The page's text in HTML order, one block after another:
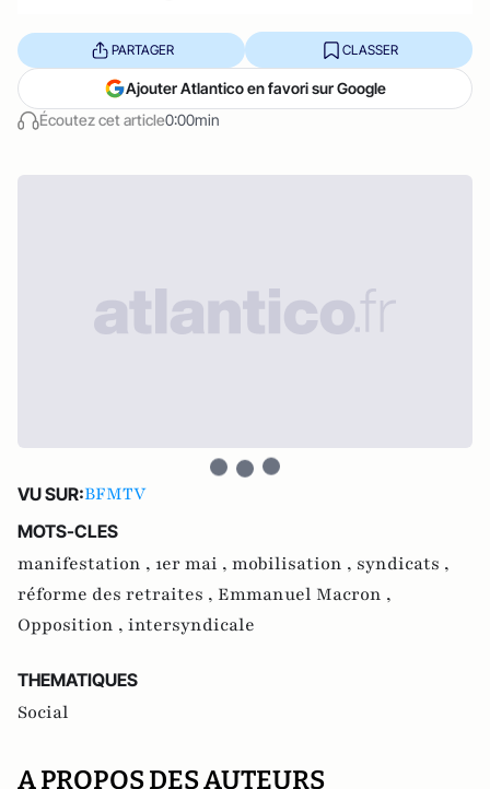
Écoutez cet article0:00min
PARTAGER CLASSER
Ajouter Atlantico en favori sur Google
VU SUR:BFMTV
MOTS-CLES
manifestation , 1er mai , mobilisation , syndicats ,
réforme des retraites , Emmanuel Macron ,
Opposition , intersyndicale
THEMATIQUES
Social
A PROPOS DES AUTEURS